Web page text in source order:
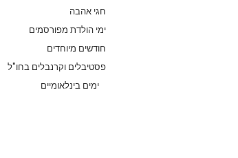
חגי אהבה
ימי הולדת מפורסמים
חודשים מיוחדים
פסטיבלים וקרנבלים בחו"ל
ימים בינלאומיים